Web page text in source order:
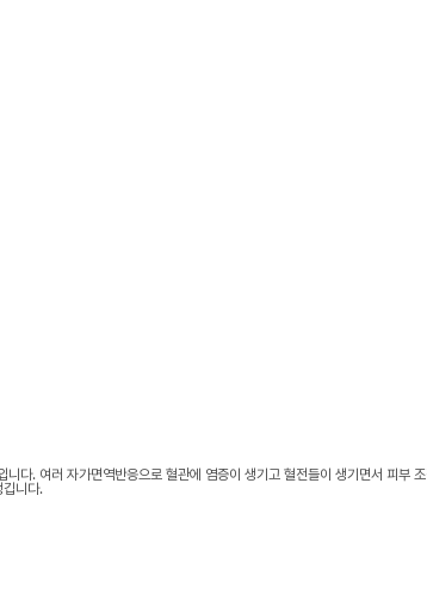
다. 여러 자가면역반응으로 혈관에 염증이 생기고 혈전들이 생기면서 피부
깁니다.